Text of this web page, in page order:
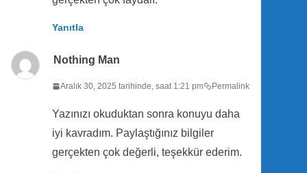
Yanıtla
Nothing Man
Aralık 30, 2025 tarihinde, saat 1:21 pm Permalink
Yazınızı okuduktan sonra konuyu daha
iyi kavradım. Paylaştığınız bilgiler
gerçekten çok değerli, teşekkür ederim.